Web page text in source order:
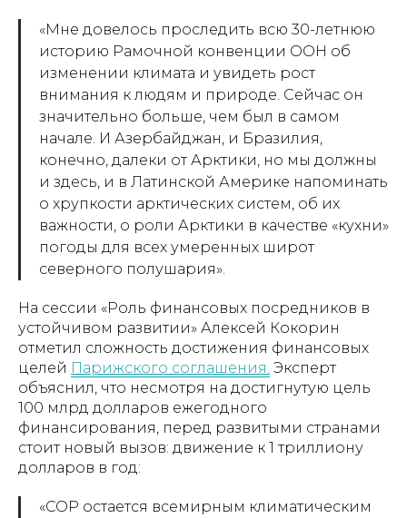
«Мне довелось проследить всю 30-летнюю
историю Рамочной конвенции ООН об
изменении климата и увидеть рост
внимания к людям и природе. Сейчас он
значительно больше, чем был в самом
начале. И Азербайджан, и Бразилия,
конечно, далеки от Арктики, но мы должны
и здесь, и в Латинской Америке напоминать
о хрупкости арктических систем, об их
важности, о роли Арктики в качестве «кухни»
погоды для всех умеренных широт
северного полушария».
На сессии «Роль финансовых посредников в
устойчивом развитии» Алексей Кокорин
отметил сложность достижения финансовых
целей Парижского соглашения. Эксперт
объяснил, что несмотря на достигнутую цель
100 млрд долларов ежегодного
финансирования, перед развитыми странами
стоит новый вызов: движение к 1 триллиону
долларов в год:
«СОР остается всемирным климатическим